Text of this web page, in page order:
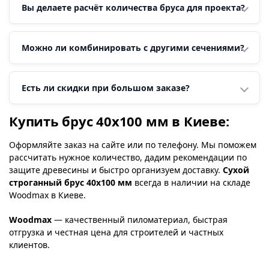
Вы делаете расчёт количества бруса для проекта?
Можно ли комбинировать с другими сечениями?
Есть ли скидки при большом заказе?
Купить брус 40х100 мм в Киеве:
Оформляйте заказ на сайте или по телефону. Мы поможем
рассчитать нужное количество, дадим рекомендации по
защите древесины и быстро организуем доставку. Сухой
строганный брус 40х100 мм всегда в наличии на складе
Woodmax в Киеве.
Woodmax — качественный пиломатериал, быстрая
отгрузка и честная цена для строителей и частных
клиентов.